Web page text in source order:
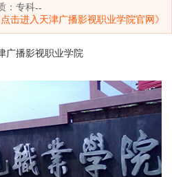
：专科--
点击进入天津广播影视职业学院官网》
广播影视职业学院